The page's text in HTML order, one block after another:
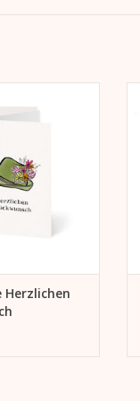
Glückwunsch
HINZUFÜGEN